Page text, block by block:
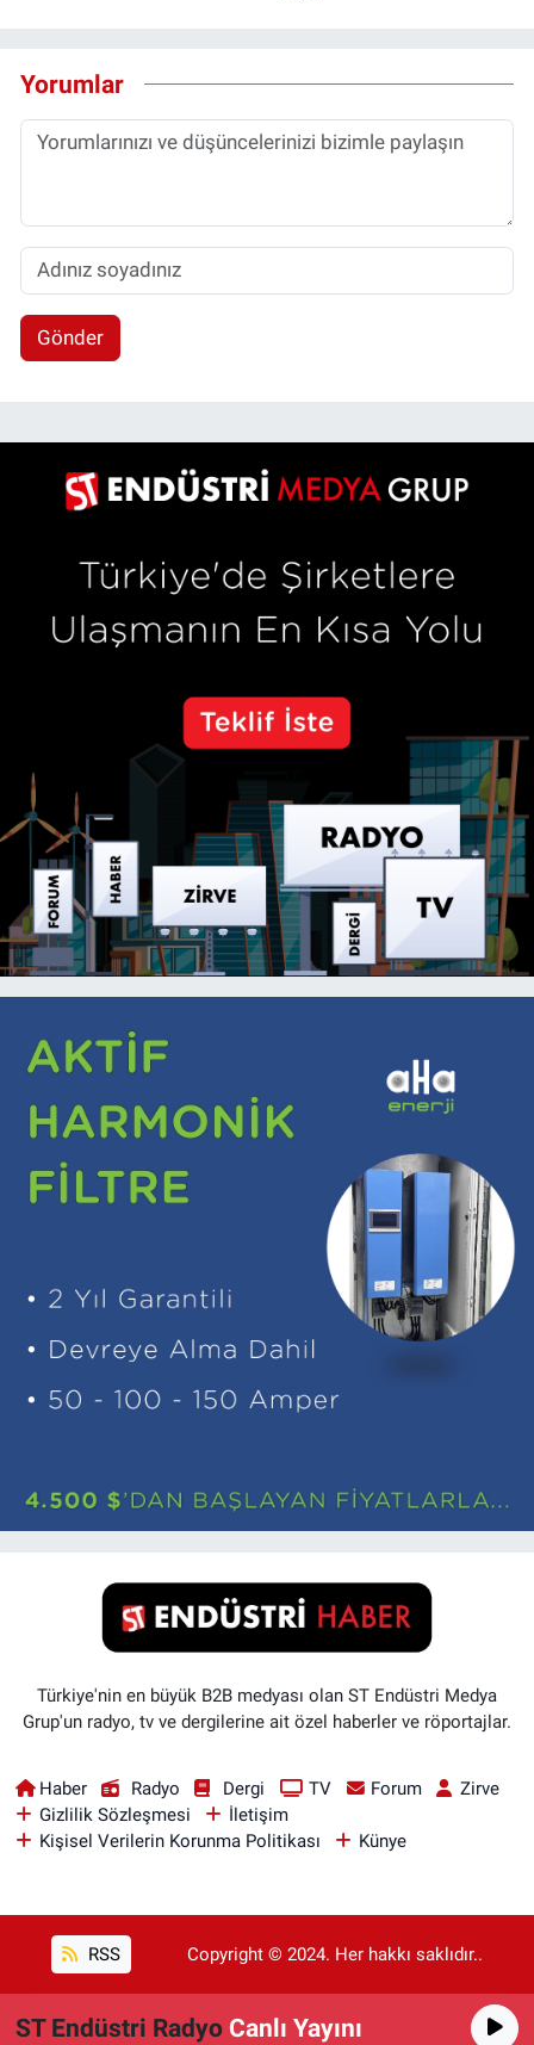
Yorumlar
Gönder
Türkiye'nin en büyük B2B medyası olan ST Endüstri Medya
Grup'un radyo, tv ve dergilerine ait özel haberler ve röportajlar.
Haber Radyo Dergi TV Forum
Zirve
Gizlilik Sözleşmesi
İletişim
Kişisel Verilerin Korunma Politikası
Künye
RSS Copyright © 2024. Her hakkı saklıdır..
Haber Yazılımı: TE Bilişim
ST Endüstri Radyo Canlı Yayını